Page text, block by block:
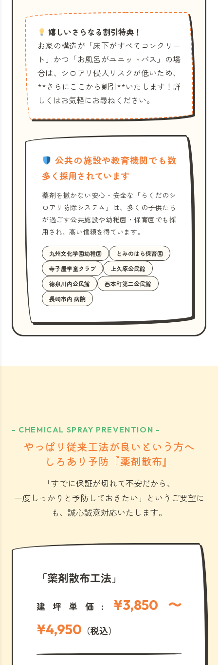
嬉しいさらなる割引特典！
お家の構造が「床下がすべてコンクリー
ト」かつ「お風呂がユニットバス」の場
合は、シロアリ侵入リスクが低いため、
**さらにここから割引**いたします！詳
しくはお気軽にお尋ねください。
公共の施設や教育機関でも数
多く採用されています
薬剤を撒かない安心・安全な「らくだのシ
ロアリ防除システム」は、多くの子供たち
が過ごす公共施設や幼稚園・保育園でも採
用され、高い信頼を得ています。
九州文化学園幼稚園
とみのはら保育園
寺子屋学童クラブ
上久原公民館
徳泉川内公民館
西本町第二公民館
長崎市内 病院
- CHEMICAL SPRAY PREVENTION -
やっぱり従来工法が良いという方へ
しろあり予防『薬剤散布』
「すでに保証が切れて不安だから、
一度しっかりと予防しておきたい」 というご要望に
も、誠心誠意対応いたします。
「薬剤散布工法」
建坪単価: ¥3,850 〜
¥4,950 （税込）